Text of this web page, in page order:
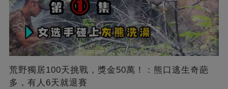
荒野獨居100天挑戰，獎金50萬！：熊口逃生奇葩
多，有人6天就退賽